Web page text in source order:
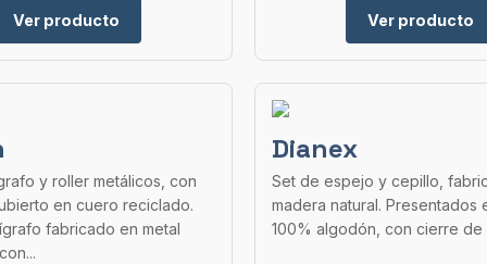
Ver producto Ver producto
y roller metálicos, con
en cuero reciclado.
fabricado en metal
Dianex
Set de espejo y cepillo,
madera natural. Presentados
100% algodón, con cierre de